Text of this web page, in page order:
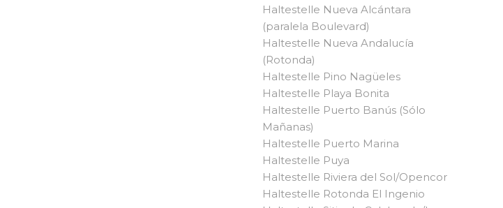
Haltestelle Nueva Alcántara
(paralela Boulevard)
Haltestelle Nueva Andalucía
(Rotonda)
Haltestelle Pino Nagüeles
Haltestelle Playa Bonita
Haltestelle Puerto Banús (Sólo
Mañanas)
Haltestelle Puerto Marina
Haltestelle Puya
Haltestelle Riviera del Sol/Opencor
Haltestelle Rotonda El Ingenio